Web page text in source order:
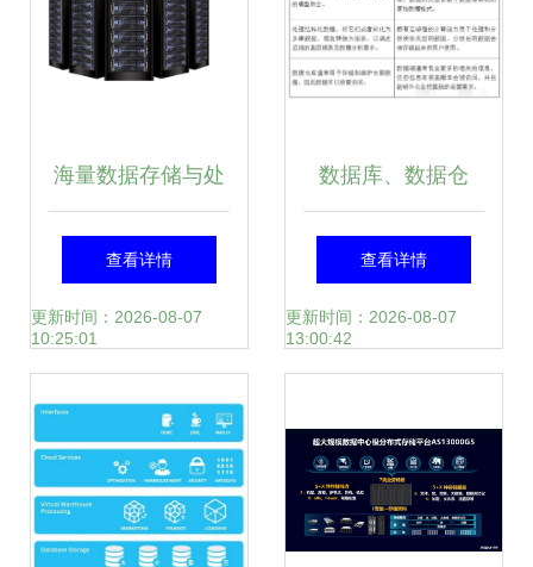
海量数据存储与处
理 构建高性能数据
服务平台的关键策
查看详情
更新时间：2026-08-07
10:25:01
数据库、数据仓
库、数据湖、数据
集市、数据中台这
白了
查看详情
更新时间：2026-08-07
13:00:42